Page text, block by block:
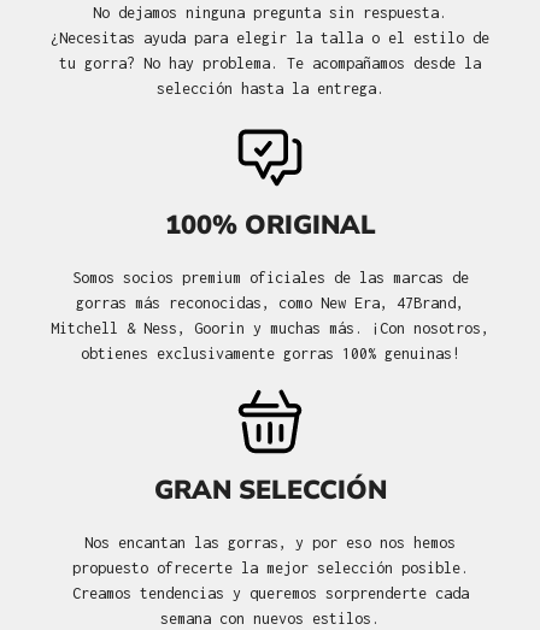
No dejamos ninguna pregunta sin respuesta.
¿Necesitas ayuda para elegir la talla o el estilo de
tu gorra? No hay problema. Te acompañamos desde la
selección hasta la entrega.
100% ORIGINAL
Somos socios premium oficiales de las marcas de
gorras más reconocidas, como New Era, 47Brand,
Mitchell & Ness, Goorin y muchas más. ¡Con nosotros,
obtienes exclusivamente gorras 100% genuinas!
GRAN SELECCIÓN
Nos encantan las gorras, y por eso nos hemos
propuesto ofrecerte la mejor selección posible.
Creamos tendencias y queremos sorprenderte cada
semana con nuevos estilos.